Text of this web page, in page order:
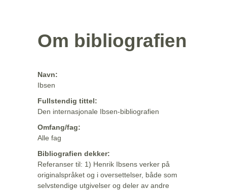
Om bibliografien
Navn:
Ibsen
Fullstendig tittel:
Den internasjonale Ibsen-bibliografien
Omfang/fag:
Alle fag
Bibliografien dekker:
Referanser til: 1) Henrik Ibsens verker på
originalspråket og i oversettelser, både som
selvstendige utgivelser og deler av andre